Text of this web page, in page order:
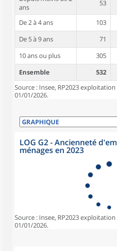
ans
53
De 2 à 4 ans 103
De 5 à 9 ans
71
10 ans ou plus
305
Ensemble
532
Source : Insee, RP2023
01/01/2026.
LOG G2 - Ancienneté
ménages en 2023
Source : Insee, RP2023
01/01/2026.